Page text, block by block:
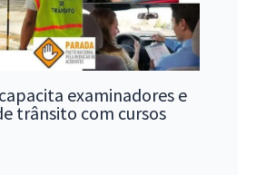
examinadores e
trânsito com cursos